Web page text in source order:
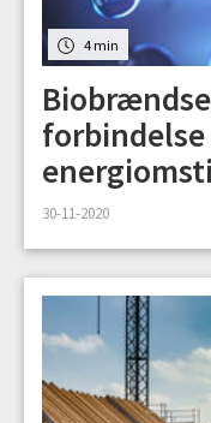
4 min
forbindelse
30-11-2020